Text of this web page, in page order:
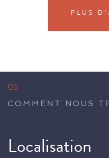
PLUS
05
COMMENT NOUS
Localisation